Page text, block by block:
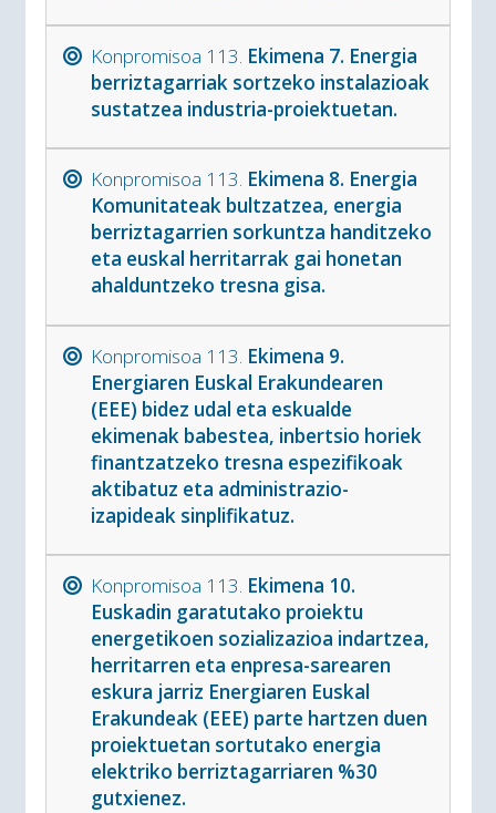
Konpromisoa 113. Ekimena 7. Energia
berriztagarriak sortzeko instalazioak
sustatzea industria-proiektuetan.
Konpromisoa 113. Ekimena 8. Energia
Komunitateak bultzatzea, energia
berriztagarrien sorkuntza handitzeko
eta euskal herritarrak gai honetan
ahalduntzeko tresna gisa.
Konpromisoa 113. Ekimena 9.
Energiaren Euskal Erakundearen
(EEE) bidez udal eta eskualde
ekimenak babestea, inbertsio horiek
finantzatzeko tresna espezifikoak
aktibatuz eta administrazio-
izapideak sinplifikatuz.
Konpromisoa 113. Ekimena 10.
Euskadin garatutako proiektu
energetikoen sozializazioa indartzea,
herritarren eta enpresa-sarearen
eskura jarriz Energiaren Euskal
Erakundeak (EEE) parte hartzen duen
proiektuetan sortutako energia
elektriko berriztagarriaren %30
gutxienez.